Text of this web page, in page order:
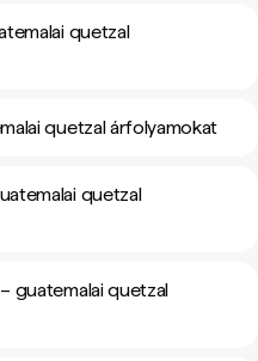
quetzal
quetzal árfolyamokat
quetzal
guatemalai quetzal